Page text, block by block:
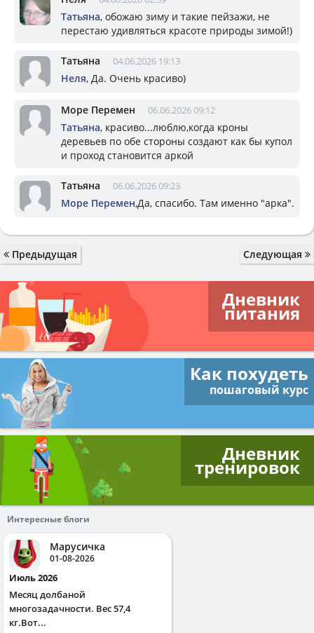
Татьяна, обожаю зиму и такие пейзажи, не
перестаю удивляться красоте природы зимой!)
Татьяна 04.06.2026 19:13
Неля, Да. Очень красиво)
Море Перемен 06.06.2026 09:12
Татьяна, красиво...люблю,когда кроны
деревьев по обе стороны создают как бы купол
и проход становится аркой
Татьяна 06.06.2026 09:23
Море Перемен,Да, спасибо. Там именно "арка".
Предыдущая Следующая
Дневник
питания
Как похудеть
пошаговый курс
Дневник
тренировок
Интересные блоги
Марусичка
01-08-2026
Июль 2026
Месяц долбаной
многозадачности. Вес 57,4
кг.Вот...